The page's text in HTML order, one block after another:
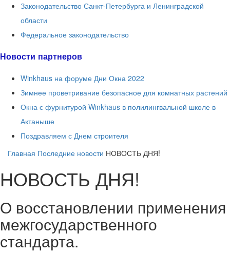
Законодательство Санкт-Петербурга и Ленинградской
области
Федеральное законодательство
Новости партнеров
Winkhaus на форуме Дни Окна 2022
Зимнее проветривание безопасное для комнатных растений
Окна с фурнитурой Winkhaus в полилингвальной школе в
Актаныше
Поздравляем с Днем строителя
Главная Последние новости НОВОСТЬ ДНЯ!
НОВОСТЬ ДНЯ!
О восстановлении применения
межгосударственного
стандарта.